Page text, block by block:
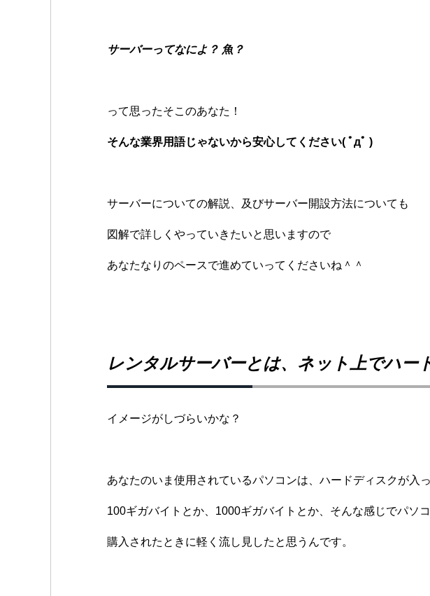
サーバーってなによ？ 魚？
って思ったそこのあなた！
そんな業界用語じゃないから安心してください( ﾟдﾟ )
サーバーについての解説、 及びサーバー開設方法についても
図解で詳しくやっていきたいと 思いますので
あなたなりのペースで進めていってくださいね＾＾
レンタルサーバーとは、ネット上でハー
イメージがしづらいかな？
あなたのいま使用されているパソコンは、 ハードディスクが入
100ギガバイトとか、1000ギガバイトとか、そんな感じでパソ
購入されたときに軽く流し見したと思うんです。